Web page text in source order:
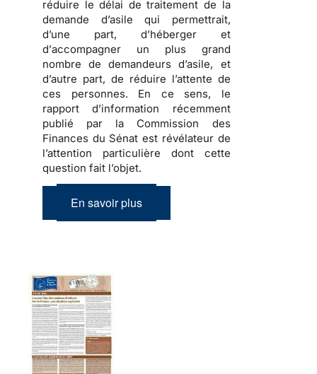
réduire le délai de traitement de la
demande d’asilequi permettrait,
d’une part, d’hébergeret
d’accompagner un plus grand
nombre dedemandeurs d’asile, et
d’autre part, de réduire l’attente de
ces personnes. En ce sens, le
rapport d’information récemment
publié par la Commission des
Finances du Sénat est révélateur de
l’attention particulière dont cette
question fait l’objet.
En savoir plus